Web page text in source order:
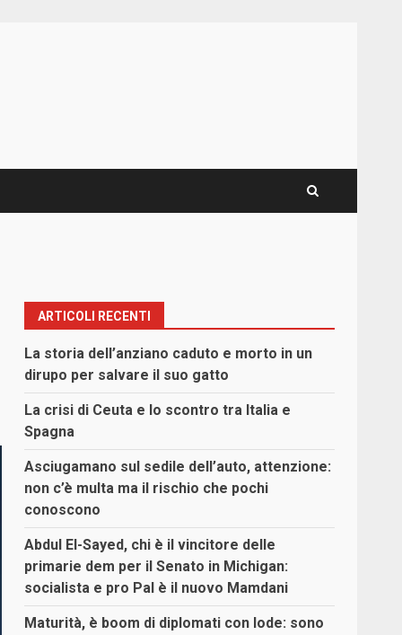
ARTICOLI RECENTI
La storia dell’anziano caduto e morto in un
dirupo per salvare il suo gatto
La crisi di Ceuta e lo scontro tra Italia e
Spagna
Asciugamano sul sedile dell’auto, attenzione:
non c’è multa ma il rischio che pochi
conoscono
Abdul El-Sayed, chi è il vincitore delle
primarie dem per il Senato in Michigan:
socialista e pro Pal è il nuovo Mamdani
Maturità, è boom di diplomati con lode: sono